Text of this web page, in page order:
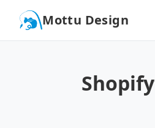
Mottu Design